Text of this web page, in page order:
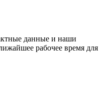
данные и наши
рабочее время для